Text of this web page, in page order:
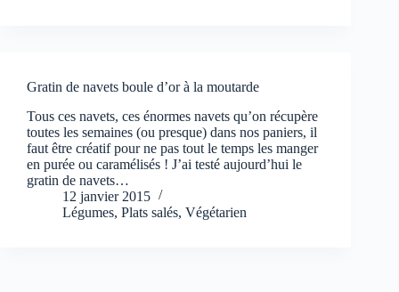
Gratin de navets boule d’or à la moutarde
Tous ces navets, ces énormes navets qu’on récupère
toutes les semaines (ou presque) dans nos paniers, il
faut être créatif pour ne pas tout le temps les manger
en purée ou caramélisés ! J’ai testé aujourd’hui le
gratin de navets…
12 janvier 2015
Légumes, Plats salés, Végétarien